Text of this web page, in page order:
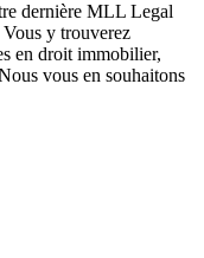
dernière MLL Legal
y trouverez
en droit immobilier,
vous en souhaitons